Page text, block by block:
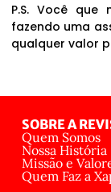
P.S. Você que
fazendo uma
qualquer valor
SOBRE A
Quem Somos
Nossa História
Missão e
Quem Faz a